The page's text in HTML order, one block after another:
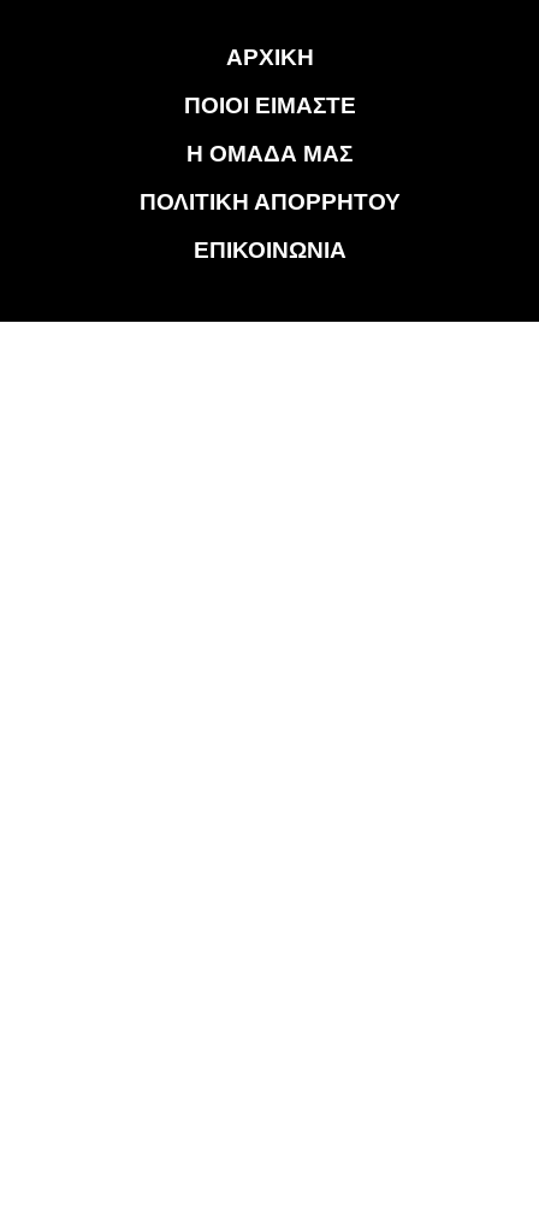
ΑΡΧΙΚΗ
ΠΟΙΟΙ ΕΙΜΑΣΤΕ
Η ΟΜΑΔΑ ΜΑΣ
ΠΟΛΙΤΙΚΗ ΑΠΟΡΡΗΤΟΥ
ΕΠΙΚΟΙΝΩΝΙΑ